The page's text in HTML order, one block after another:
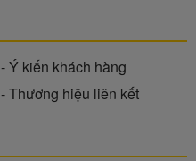
- Ý kiến khách hàng
- Thương hiệu liên kết